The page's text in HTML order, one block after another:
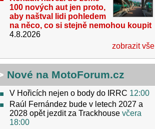
100 nových aut jen proto,
aby naštval lidi pohledem
na něco, co si stejně nemohou koupit
4.8.2026
zobrazit vše
Nové na MotoForum.cz
V Hořicích nejen o body do IRRC 12:00
Raúl Fernández bude v letech 2027 a
2028 opět jezdit za Trackhouse včera
18:00